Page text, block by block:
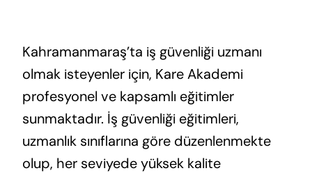
Kahramanmaraş’ta iş güvenliği uzmanı
olmak isteyenler için, Kare Akademi
profesyonel ve kapsamlı eğitimler
sunmaktadır. İş güvenliği eğitimleri,
uzmanlık sınıflarına göre düzenlenmekte
olup, her seviyede yüksek kalite